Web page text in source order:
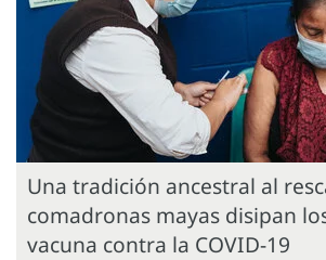
Una tradición ancestral al
comadronas mayas disipan
vacuna contra la COVID-19